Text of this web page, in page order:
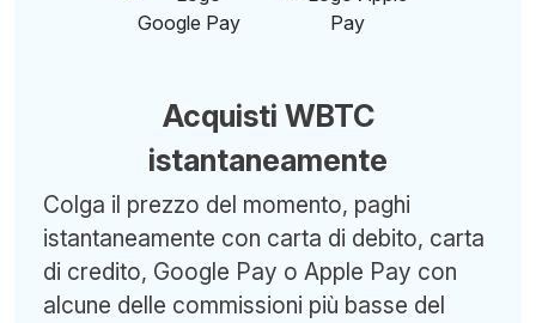
Acquisti WBTC
istantaneamente
Colga il prezzo del momento, paghi
istantaneamente con carta di debito, carta
di credito, Google Pay o Apple Pay con
alcune delle commissioni più basse del